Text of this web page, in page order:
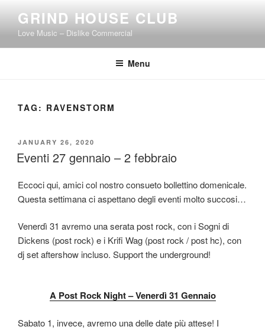
content
GRIND HOUSE CLUB
Love Music – Dislike Commercial
Menu
TAG: RAVENSTORM
POSTED
ON
JANUARY 26, 2020
Eventi 27 gennaio – 2 febbraio
Eccoci qui, amici col nostro consueto bollettino domenicale.
Questa settimana ci aspettano degli eventi molto succosi…
Venerdì 31 avremo una serata post rock, con i Sogni di
Dickens (post rock) e i Krifi Wag (post rock / post hc), con
dj set aftershow incluso. Support the underground!
A Post Rock Night – Venerdì 31 Gennaio
Sabato 1, invece, avremo una delle date più attese! I